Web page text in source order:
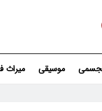
موسیقی میراث